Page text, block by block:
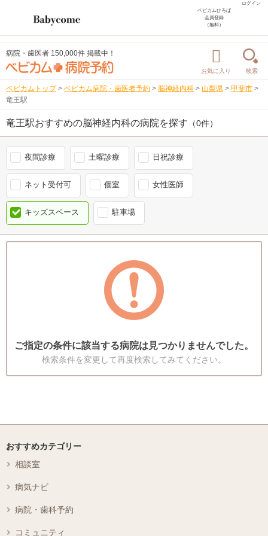
ログイン
ベビカムひろば
会員登録
（無料）
病院・歯医者 150,000件 掲載中！
お気に入り 検索
ベビカムトップ > ベビカム病院・歯医者予約 > 脳神経内科 > 山梨県 > 甲斐市 >
竜王駅
竜王駅おすすめの脳神経内科の病院を探す （0件）
夜間診療 土曜診療 日祝診療
ネット受付可 個室 女性医師
キッズスペース 駐車場
ご指定の条件に該当する病院は見つかりませんでした。
検索条件を変更して再度検索してみてください。
おすすめカテゴリー
相談室
病気ナビ
病院・歯科予約
コミュニティ